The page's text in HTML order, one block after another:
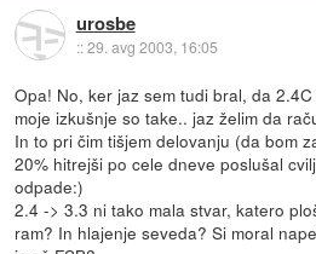
urosbe
::29. avg 2003, 16:05
Opa! No, ker jaz sem tudi bral, da
moje izkušnje so take.. jaz želim da
In to pri čim tišjem delovanju (da bom
20% hitrejši po cele dneve poslušal
odpade:)
2.4 -> 3.3 ni tako mala stvar, katero
ram? In hlajenje seveda? Si moral